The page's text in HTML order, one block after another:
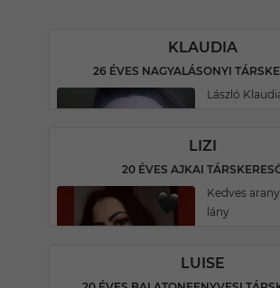
KLAUDIA
26 ÉVES NAGYALÁSONYI
László
LIZI
20 ÉVES AJKAI
Kedves
lány
LUISE